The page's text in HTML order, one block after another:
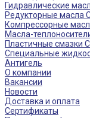
Гидравлические
Редукторные масла
Компрессорные
Масла-
Пластичные смазки
Специальные
Антигель
О компании
Вакансии
Новости
Доставка и оплата
Сертификаты